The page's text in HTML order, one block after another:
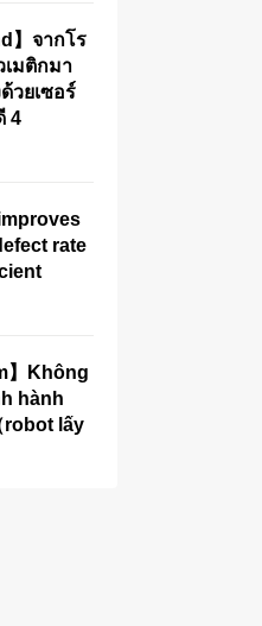
】จากโร
มติกมา
วยเซอร์
4
rate
】Không
hành
robot lấy